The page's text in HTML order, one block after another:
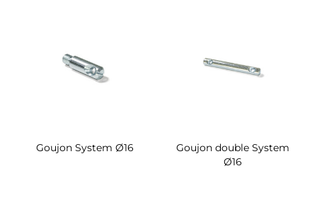
Goujon System Ø16
Goujon double System
Ø16